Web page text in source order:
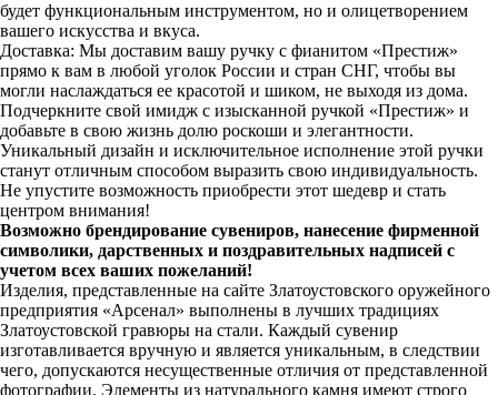
будет функциональным инструментом, но и олицетворением
вашего искусства и вкуса.
Доставка: Мы доставим вашу ручку с фианитом «Престиж»
прямо к вам в любой уголок России и стран СНГ, чтобы вы
могли наслаждаться ее красотой и шиком, не выходя из дома.
Подчеркните свой имидж с изысканной ручкой «Престиж» и
добавьте в свою жизнь долю роскоши и элегантности.
Уникальный дизайн и исключительное исполнение этой ручки
станут отличным способом выразить свою индивидуальность.
Не упустите возможность приобрести этот шедевр и стать
центром внимания!
Возможно брендирование сувениров, нанесение фирменной
символики, дарственных и поздравительных надписей с
учетом всех ваших пожеланий!
Изделия, представленные на сайте Златоустовского оружейного
предприятия «Арсенал» выполнены в лучших традициях
Златоустовской гравюры на стали. Каждый сувенир
изготавливается вручную и является уникальным, в следствии
чего, допускаются несущественные отличия от представленной
фотографии. Элементы из натурального камня имеют строго